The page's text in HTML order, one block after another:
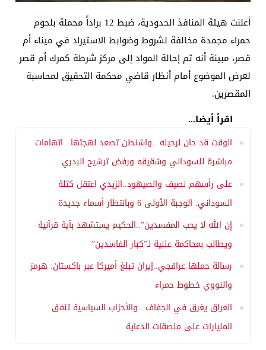
أعلنت هيئة المنافذ الحدودية، ضبط 12 براداً محملة بلحوم
حمراء مجمدة مخالفة لشروط وضوابط الاستيراد في ميناء أم
قصر، مبينة أنه تم إحالة المواد إلى مركز شرطة كمرك أم قصر
لعرض الموضوع أمام أنظار قاضي محكمة التحقيق لمحاسبة
المقصرين.
اقرأ أيضا...
الوقت قد حان لرحيله ..واشنطن تصعد لهجتها.. اتهامات
مباشرة للسوداني وشقيقه ورفض ترشيح البدري
على رأسهم نصيف والصيهود..الزيدي اعتقل كتلة
السوداني: الوجبة الأولى 6 وبانتظار أسماء جديدة
إِن الله لا يحب المفسدين”..الحكيم يستشهد بآية قرآنية
ويطالب بمحاكمة علنية لـ”كبار الفاسدين”
رسالة حملها عراقجي..إيران تبلغ أميركا عبر باكستان: هرمز
والنووي خطوط حمراء
العراق يغرق في الجفاف.. والأحزاب السياسية تنفق
المليارات على ملصقات الدعاية